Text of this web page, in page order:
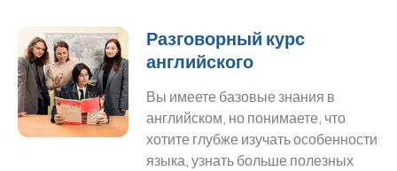
Разговорный курс
английского
Вы имеете базовые знания в
английском, но понимаете, что
хотите глубже изучать особенности
языка, узнать больше полезных